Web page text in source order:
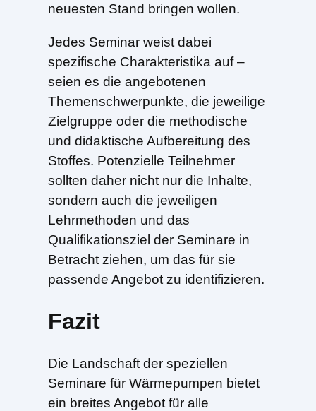
neuesten Stand bringen wollen.
Jedes Seminar weist dabei
spezifische Charakteristika auf –
seien es die angebotenen
Themenschwerpunkte, die jeweilige
Zielgruppe oder die methodische
und didaktische Aufbereitung des
Stoffes. Potenzielle Teilnehmer
sollten daher nicht nur die Inhalte,
sondern auch die jeweiligen
Lehrmethoden und das
Qualifikationsziel der Seminare in
Betracht ziehen, um das für sie
passende Angebot zu identifizieren.
Fazit
Die Landschaft der speziellen
Seminare für Wärmepumpen bietet
ein breites Angebot für alle